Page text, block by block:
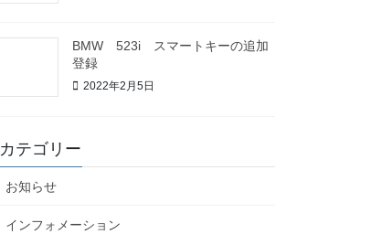
BMW 523i スマートキーの追加
登録
2022年2月5日
カテゴリー
お知らせ
インフォメーション